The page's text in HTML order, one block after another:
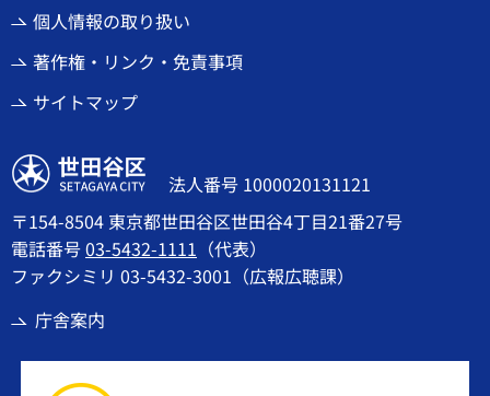
個人情報の取り扱い
著作権・リンク・免責事項
サイトマップ
世田谷区
法人番号 1000020131121
〒154-8504 東京都世田谷区世田谷4丁目21番27号
電話番号03-5432-1111 （代表）
ファクシミリ 03-5432-3001（広報広聴課）
庁舎案内